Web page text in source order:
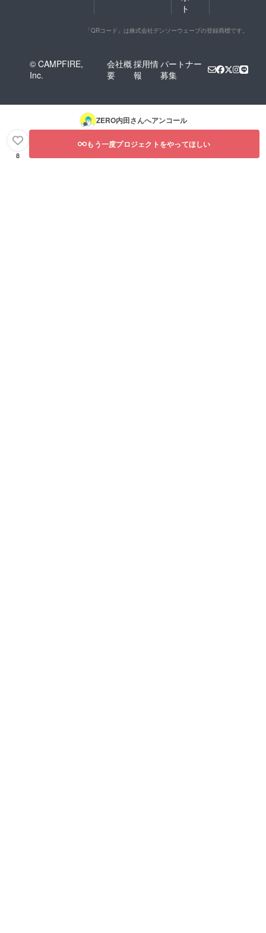
ト
「QRコード」は株式会社デンソーウェーブの登録商標です。
© CAMPFIRE,
Inc.
会社概
要
採用情
報
パートナー
募集
ZERO内田さんへアンコール
8
もう一度プロジェクトをやってほしい